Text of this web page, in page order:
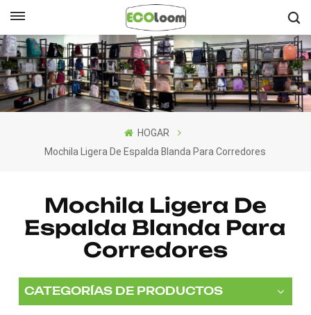
English
Français
Deutsch
Nederlands
HOGAR
Mochila Ligera De Espalda Blanda Para Corredores
Mochila Ligera De
Espalda Blanda Para
Corredores
CATEGORÍAS DE PRODUCTOS